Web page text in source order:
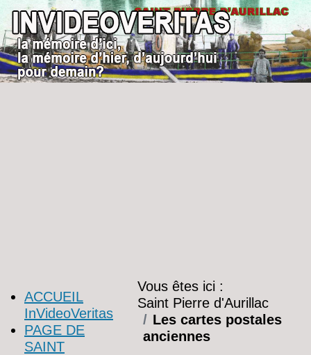
ACCUEIL
InVideoVeritas
PAGE DE
SAINT
Vous êtes ici :
Saint Pierre d'Aurillac
Les cartes postales
anciennes